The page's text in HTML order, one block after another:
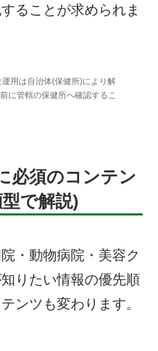
ることが求められま
用は自治体(保健所)により解
に管轄の保健所へ確認するこ
必須のコンテン
で解説)
・動物病院・美容ク
りたい情報の優先順
ンツも変わります。